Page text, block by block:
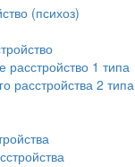
(психоз)
1 типа
расстройства 2 типа